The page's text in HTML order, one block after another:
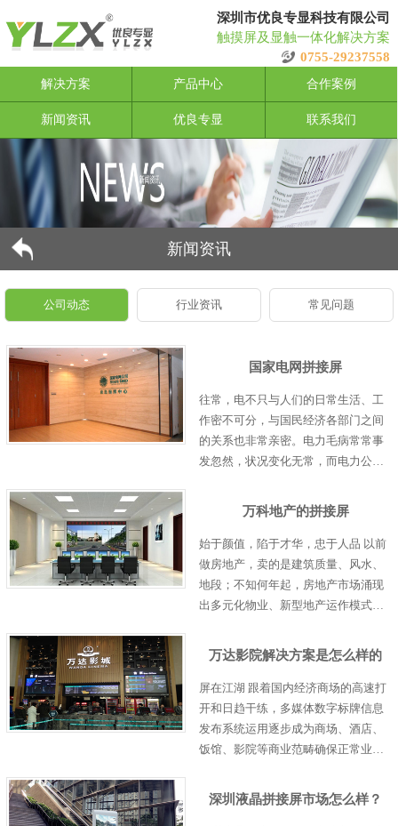
深圳市优良专显科技有限公司
触摸屏及显触一体化解决方案
0755-29237558
解决方案
产品中心 合作案例
新闻资讯 优良专显 联系我们
新闻资讯
公司动态 行业资讯 常见问题
国家电网拼接屏
往常，电不只与人们的日常生活、工
作密不可分，与国民经济各部门之间
的关系也非常亲密。电力毛病常常事
发忽然，状况变化无常，而电力公司
心，供指导者实时监看和调度就显得
的根本产业，随着电……
万科地产的拼接屏
始于颜值，陷于才华，忠于人品 以前
做房地产，卖的是建筑质量、风水、
地段；不知何年起，房地产市场涌现
出多元化物业、新型地产运作模式，
从卖产品演变成卖售楼处、卖样板
间、卖配套、卖教育、卖文化；由此
可……
万达影院解决方案是怎么样的
屏在江湖 跟着国内经济商场的高速打
开和日趋干练，多媒体数字标牌信息
发布系统运用逐步成为商场、酒店、
饭馆、影院等商业范畴确保正常业务
应大众效能、确保信息畅通的重要手
深圳液晶拼接屏市场怎么样？